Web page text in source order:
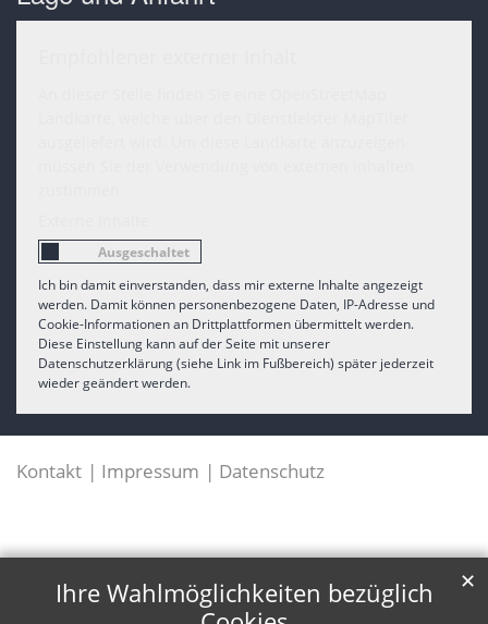
Ich bin damit einverstanden, dass mir externe Inhalte angezeigt
werden. Damit können personenbezogene Daten, IP-Adresse und
Cookie-Informationen an Drittplattformen übermittelt werden.
Diese Einstellung kann auf der Seite mit unserer
Datenschutzerklärung (siehe Link im Fußbereich) später jederzeit
wieder geändert werden.
Kontakt Impressum Datenschutz
Ihre Wahlmöglichkeiten bezüglich
✕